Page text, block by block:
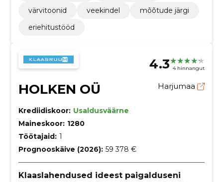
värvitoonid
veekindel
mõõtude järgi
eriehitustööd
4.3 4 hinnangut
HOLKEN OÜ Harjumaa
Krediidiskoor: Usaldusväärne
Maineskoor: 1280
Töötajaid: 1
Prognooskäive (2026): 59 378 €
Klaaslahendused ideest paigalduseni